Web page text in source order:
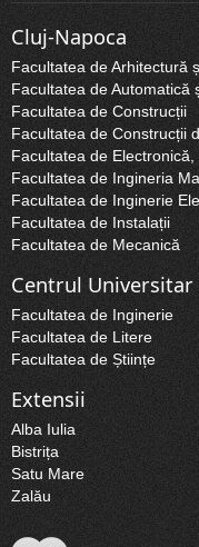
Cluj-Napoca
Facultatea de Arhitectură
Facultatea de Automatică
Facultatea de Construcții
Facultatea de Construcții
Facultatea de
Facultatea de Ingineria
Facultatea de Inginerie
Facultatea de Instalații
Facultatea de Mecanică
Centrul
Facultatea de Inginerie
Facultatea de Litere
Facultatea de Științe
Extensii
Alba Iulia
Bistrița
Satu Mare
Zalău